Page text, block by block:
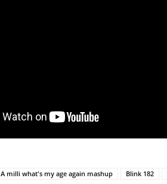
A milli what's my age again mashup Blink 182